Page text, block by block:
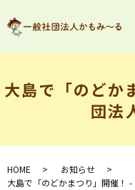
大島で「のどか
団法
HOME
お知らせ
大島で「のどかまつり」開催！